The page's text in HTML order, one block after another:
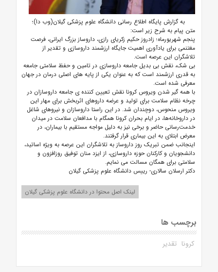
به گزارش پایگاه اطلاع رسانی دانشگاه علوم پزشکی گیلان(وب دا)؛
متن پیام به شرح زیر است:
پنجم شهریورماه؛ زادروز حکیم زکریای رازی، داروساز بزرگ ایرانی، فرصت
مغتنمی برای یادآوری اهمیت جایگاه ارزشمند داروسازی و تقدیر از
تلاشگران این عرصه است.
بی شک، نقش بی بدیل جامعه داروسازی در تامین و حفظ سلامتی جامعه
به قدری ارزشمند است که به عنوان یکی از پایه های اصلی درمان در جهان
معرفی شده است.
با همه گیر شدن ویروس کرونا نقش تعیین کننده ی جامعه داروسازان در
چرخه نظام سلامت برای تولید و عرضه داروهای اثربخش برای مهار این
ویروس منحوس، دوچندان شد. در این راستا داروسازان و نیروهای شاغل
در داروخانه‌ها، در ایام بحران کرونا همگام با مدافعان سلامت در میدان
خدمت‌رسانی حاضر و برخی نیز به دلیل مواجه مستقیم با بیماران، در
معرض ابتلای به این بیماری قرار گرفتند.
اینجانب ضمن تبریک روز داروساز به تلاشگران این عرصه به ویژه اساتید،
دانشجویان و کارکنان حوزه داروسازی، از ایزد منان توفیق روزافزون و
سلامتی برای همگان مسالت می نمایم.
دکتر ارسلان سالاری- رییس دانشگاه علوم پزشکی گیلان
لینک اصل محتوا در دانشگاه علوم پزشکی گیلان
برچسب ها
کرونا تقدیر